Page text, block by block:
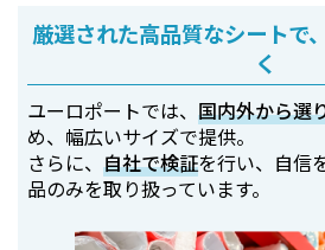
厳選された高品質なシートで
く
ユーロポートでは、国内外から選
め、幅広いサイズで提供。
さらに、自社で検証を行い、自信
品のみを取り扱っています。